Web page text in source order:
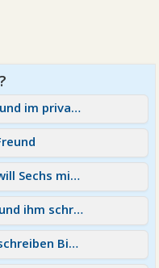
Meine Frau war mit einem Freund im privat Spa
Bester Freund von Ex Freund will Sechs mit mir
Ihn zum Nachdenken bringen und ihm schreiben?
Anderen helfen und ein Buch schreiben Bitte Tipps